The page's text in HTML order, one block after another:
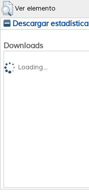
Ver elemento
Descargar
Downloads
Loading...